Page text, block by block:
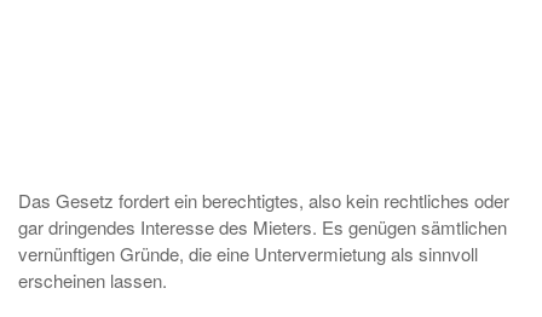
Das Gesetz fordert ein berechtigtes, also kein rechtliches oder
gar dringendes Interesse des Mieters. Es genügen sämtlichen
vernünftigen Gründe, die eine Untervermietung als sinnvoll
erscheinen lassen.